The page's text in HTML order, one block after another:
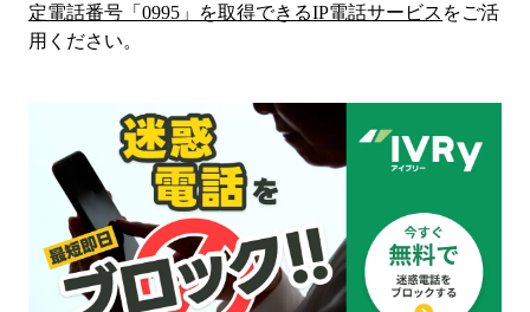
定電話番号「 0995 」を取得できるIP電話サービス をご活
用ください。